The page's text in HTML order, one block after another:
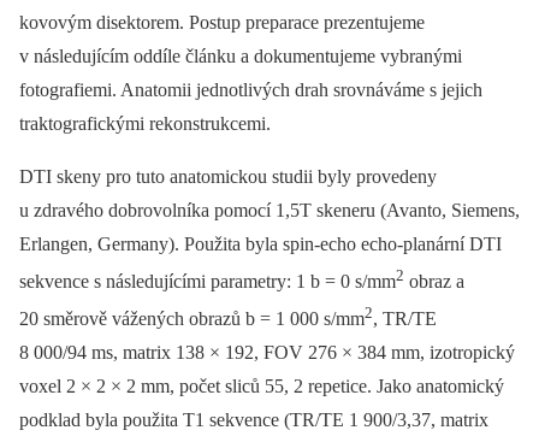
kovovým disektorem. Postup preparace prezentujeme
v následujícím oddíle článku a dokumentujeme vybranými
fotografiemi. Anatomii jednotlivých drah srovnáváme s jejich
traktografickými rekonstrukcemi.
DTI skeny pro tuto anatomickou studii byly provedeny
u zdravého dobrovolníka pomocí 1,5T skeneru (Avanto, Siemens,
Erlangen, Germany). Použita byla spin-echo echo-planární DTI
sekvence s následujícími parametry: 1 b = 0 s/mm2 obraz a
20 směrově vážených obrazů b = 1 000 s/mm2, TR/TE
8 000/94 ms, matrix 138 × 192, FOV 276 × 384 mm, izotropický
voxel 2 × 2 × 2 mm, počet sliců 55, 2 repetice. Jako anatomický
podklad byla použita T1 sekvence (TR/TE 1 900/3,37, matrix